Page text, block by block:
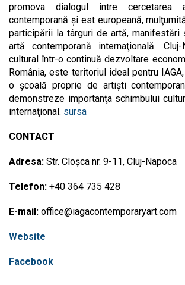
promova dialogul între cercetarea
contemporană şi est europeană,
participării la târguri de artă, manifestări
artă contemporană internaţională.
cultural într-o continuă dezvoltare
România, este teritoriul ideal pentru
o şcoală proprie de artişti
demonstreze importanţa schimbului
internaţional. sursa
CONTACT
Adresa: Str. Cloşca nr. 9-11, Cluj-Napoca
Telefon: +40 364 735 428
E-mail: office@iagacontemporaryart.com
Website
Facebook